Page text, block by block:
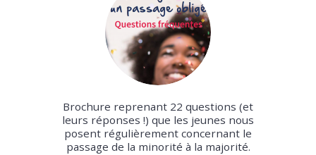
Brochure reprenant 22 questions (et
leurs réponses !) que les jeunes nous
posent régulièrement concernant le
passage de la minorité à la majorité.